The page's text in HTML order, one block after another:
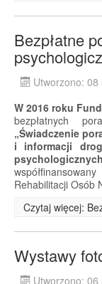
Bezpłatne
Utworzono:
W 2016 roku
bezpłatnych
„Świadczenie
i informacji
Rehabilitacji Osób
Czytaj więcej:
Wystawy
Utworzono: